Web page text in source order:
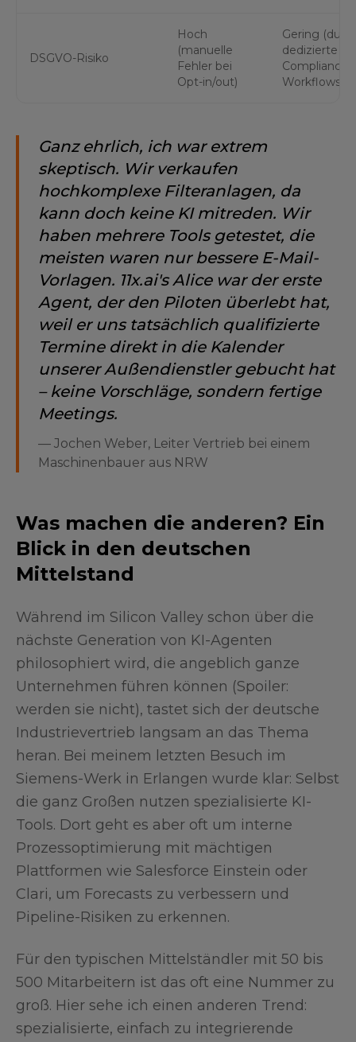
DSGVO-Risiko
Hoch
(manuelle
Fehler bei
Opt-in/out)
Gering
dedizierte
Compliance-
Workflows)
Ganz ehrlich, ich war extrem
skeptisch. Wir verkaufen
hochkomplexe Filteranlagen, da
kann doch keine KI mitreden. Wir
haben mehrere Tools getestet, die
meisten waren nur bessere E-Mail-
Vorlagen. 11x.ai's Alice war der erste
Agent, der den Piloten überlebt hat,
weil er uns tatsächlich qualifizierte
Termine direkt in die Kalender
unserer Außendienstler gebucht hat
– keine Vorschläge, sondern fertige
Meetings.
— Jochen Weber, Leiter Vertrieb bei einem
Maschinenbauer aus NRW
Was machen die anderen? Ein
Blick in den deutschen
Mittelstand
Während im Silicon Valley schon über die
nächste Generation von KI-Agenten
philosophiert wird, die angeblich ganze
Unternehmen führen können (Spoiler:
werden sie nicht), tastet sich der deutsche
Industrievertrieb langsam an das Thema
heran. Bei meinem letzten Besuch im
Siemens-Werk in Erlangen wurde klar: Selbst
die ganz Großen nutzen spezialisierte KI-
Tools. Dort geht es aber oft um interne
Prozessoptimierung mit mächtigen
Plattformen wie Salesforce Einstein oder
Clari, um Forecasts zu verbessern und
Pipeline-Risiken zu erkennen.
Für den typischen Mittelständler mit 50 bis
500 Mitarbeitern ist das oft eine Nummer zu
groß. Hier sehe ich einen anderen Trend:
spezialisierte, einfach zu integrierende